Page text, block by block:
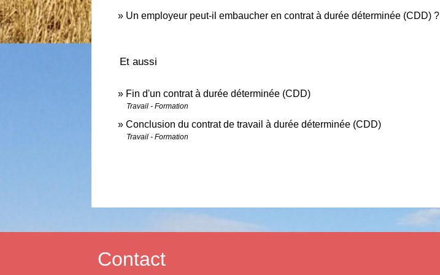
Un employeur peut-il embaucher en contrat à durée déterminée (CDD) ?
Et aussi
Fin d'un contrat à durée déterminée (CDD)
Travail - Formation
Conclusion du contrat de travail à durée déterminée (CDD)
Travail - Formation
Contact